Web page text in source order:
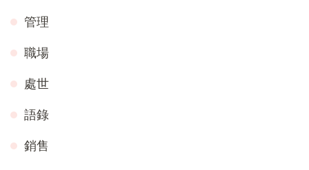
管理
職場
處世
語錄
銷售